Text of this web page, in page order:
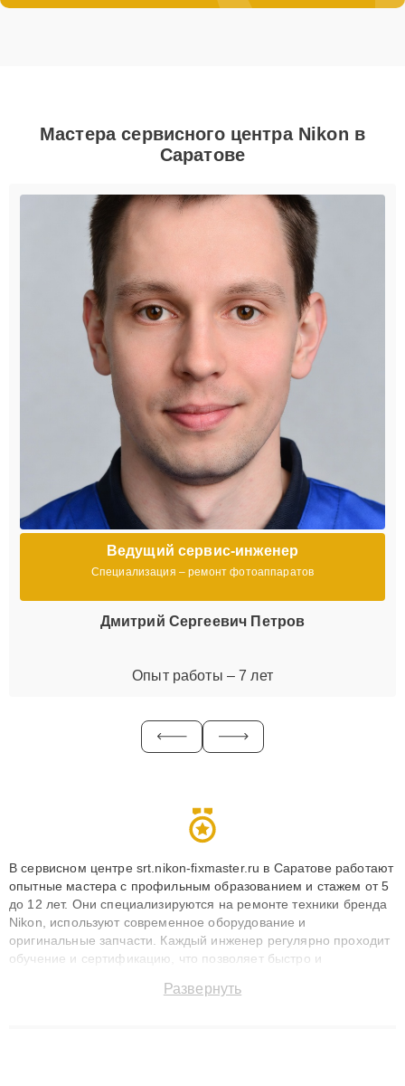
Мастера сервисного центра Nikon в
Саратове
Ведущий сервис-инженер
Специализация – ремонт фотоаппаратов
Дмитрий Сергеевич Петров
Опыт работы – 7 лет
В сервисном центре srt.nikon-fixmaster.ru в Саратове работают
опытные мастера с профильным образованием и стажем от 5
до 12 лет. Они специализируются на ремонте техники бренда
Nikon, используют современное оборудование и
оригинальные запчасти. Каждый инженер регулярно проходит
обучение и сертификацию, что позволяет быстро и
сохранением гарантии до 3 лет. Наши мастера решают
Развернуть